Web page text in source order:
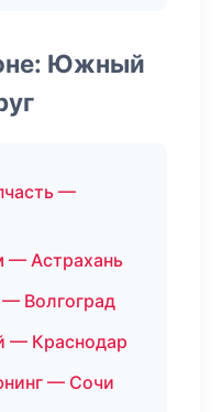
Южный
—
— Астрахань
Волгоград
— Краснодар
— Сочи